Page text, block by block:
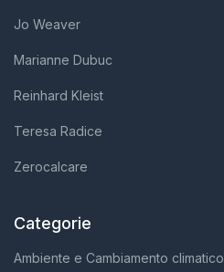
Jo Weaver
Marianne Dubuc
Reinhard Kleist
Teresa Radice
Zerocalcare
Categorie
Ambiente e Cambiamento climatico